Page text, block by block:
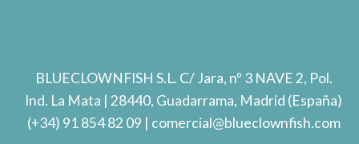
BLUECLOWNFISH S.L. C/ Jara, nº 3 NAVE 2, Pol.
Ind. La Mata | 28440, Guadarrama, Madrid (España)
(+34) 91 854 82 09 | comercial@blueclownfish.com